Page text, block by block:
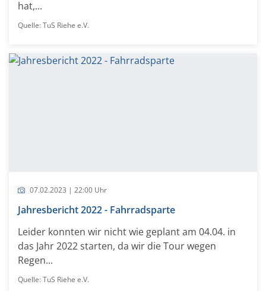
hat,...
Quelle: TuS Riehe e.V.
07.02.2023 | 22:00 Uhr
Jahresbericht 2022 - Fahrradsparte
Leider konnten wir nicht wie geplant am 04.04. in
das Jahr 2022 starten, da wir die Tour wegen
Regen...
Quelle: TuS Riehe e.V.